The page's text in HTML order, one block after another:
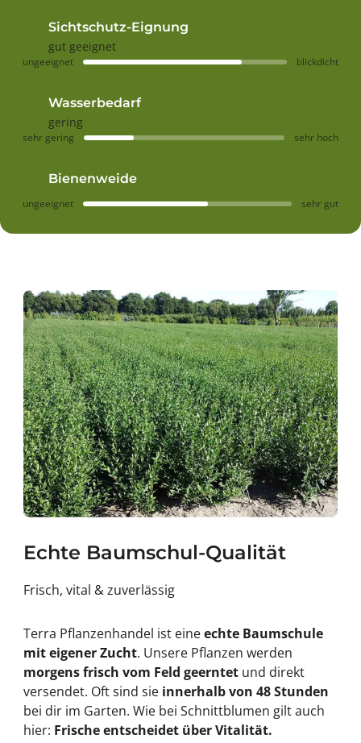
Sichtschutz-Eignung
gut geeignet
ungeeignet blickdicht
Wasserbedarf
gering
sehr gering sehr hoch
Bienenweide
ungeeignet sehr gut
Echte Baumschul-Qualität
Frisch, vital & zuverlässig
Terra Pflanzenhandel ist eineechte Baumschule
mit eigener Zucht. Unsere Pflanzen werden
morgens frisch vom Feld geerntetund direkt
versendet. Oft sind sie innerhalb von 48 Stunden
bei dir im Garten. Wie bei Schnittblumen gilt auch
hier: Frische entscheidet über Vitalität.